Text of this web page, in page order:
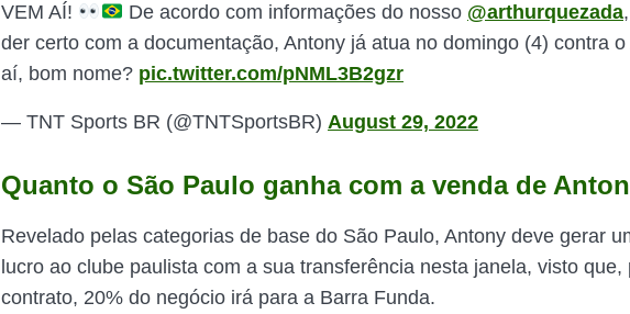
VEM AÍ! De acordo com informações do nosso @arthurquezada
der certo com a documentação, Antony já atua no domingo (4) contra
aí, bom nome? pic.twitter.com/pNML3B2gzr
— TNT Sports BR (@TNTSportsBR) August 29, 2022
Quanto o São Paulo ganha com a venda de
Revelado pelas categorias de base do São Paulo, Antony deve gerar
lucro ao clube paulista com a sua transferência nesta janela, visto que,
contrato, 20% do negócio irá para a Barra Funda.